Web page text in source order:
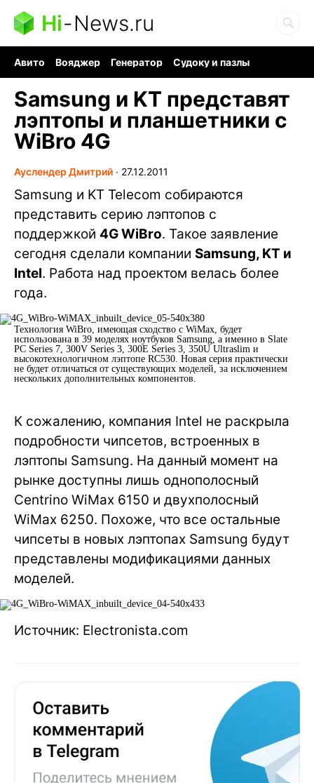
Hi-News.ru
Авито Вояджер Генератор
Судоку и пазлы
Samsung и KT представят
лэптопы и планшетники с
WiBro 4G
Ауслендер Дмитрий ∙ 27.12.2011
Samsung и KT Telecom собираются
представить серию лэптопов с
поддержкой 4G WiBro. Такое заявление
сегодня сделали компании Samsung, KT и
Intel. Работа над проектом велась более
года.
Технология WiBro, имеющая сходство с WiMax, будет
использована в 39 моделях ноутбуков Samsung, а именно в Slate
PC Series 7, 300V Series 3, 300E Series 3, 350U Ultraslim и
высокотехнологичном лэптопе RC530. Новая серия практически
не будет отличаться от существующих моделей, за исключением
нескольких дополнительных компонентов.
К сожалению, компания Intel не раскрыла
подробности чипсетов, встроенных в
лэптопы Samsung. На данный момент на
рынке доступны лишь однополосный
Centrino WiMax 6150 и двухполосный
WiMax 6250. Похоже, что все остальные
чипсеты в новых лэптопах Samsung будут
представлены модификациями данных
моделей.
Источник: Electronista.com